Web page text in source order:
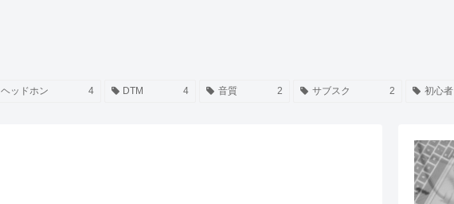
ヘッドホン 4 DTM 4 音質 2 サブスク 2 初心者